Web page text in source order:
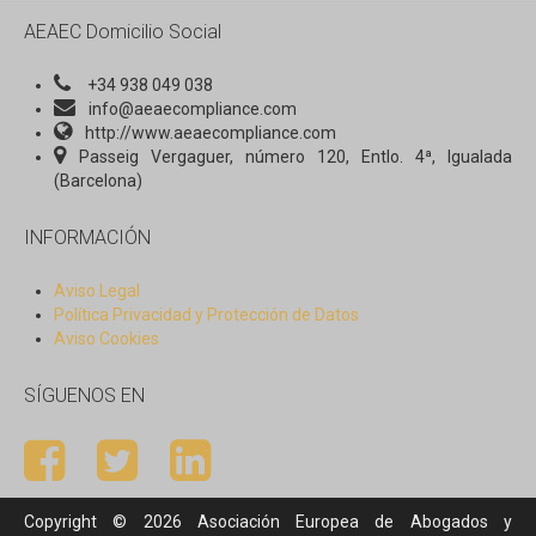
Decálogo Etico AEAEC
AEAEC Domicilio Social
+34 938 049 038
info@aeaecompliance.com
http://www.aeaecompliance.com
Passeig Vergaguer, número 120, Entlo. 4ª, Igualada
(Barcelona)
INFORMACIÓN
Aviso Legal
Política Privacidad y Protección de Datos
Aviso Cookies
SÍGUENOS EN
Copyright © 2026 Asociación Europea de Abogados y